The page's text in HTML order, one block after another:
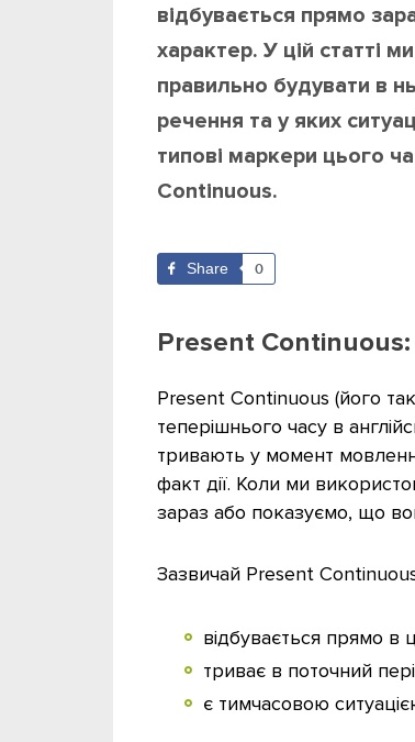
відбувається прямо
характер. У цій статті
правильно будувати в
речення та у яких
типові маркери цього
Continuous.
Share 0
Present
Present Continuous (його
теперішнього часу в
тривають у момент
факт дії. Коли ми
зараз або показуємо, що
Зазвичай Present
відбувається прямо в
триває в поточний
є тимчасовою